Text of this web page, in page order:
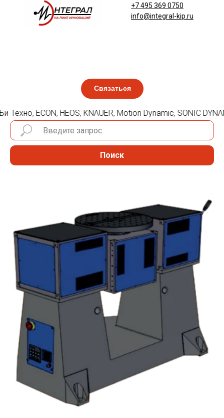
Связаться
+7 495 369 0750
info@integral-kip.ru
ECON, HEOS, KNAUER, Motion Dynamic, SONIC
Поиск